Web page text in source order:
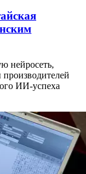
нейросеть,
ИИ-успеха